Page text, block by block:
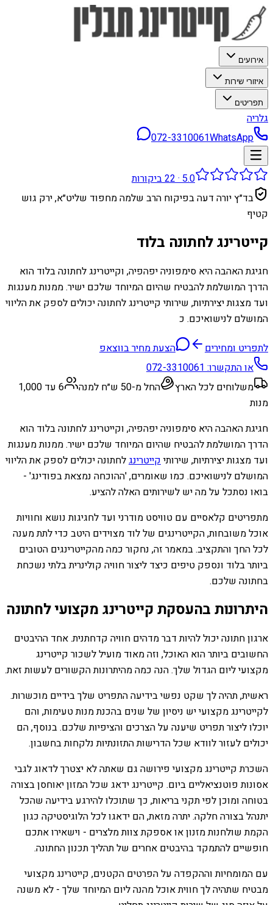
אירועים
איזורי שירות
תפריטים
גלריה
072-3310061WhatsApp
5.0
·
22ביקורות
בד״ץ יורה דעה בפיקוח הרב שלמה מחפוד שליט״א, ירק גוש
קטיף
קייטרינג לחתונה בלוד
חגיגת האהבה היא סימפוניה יפהפיה, וקייטרינג לחתונה בלוד הוא
הדרך המושלמת להבטיח שהיום המיוחד שלכם ישיר. ממנות מענגות
ועד מצגות יצירתיות, שירותי קייטרינג לחתונה יכולים לספק את הליווי
המושלם לנישואיכם. כ
לתפריט ומחירים
הצעת מחיר בווצאפ
או התקשרו:072-3310061
משלוחים לכל הארץ
החל מ-50 ש״ח למנה
6 עד 1,000
מנות
חגיגת האהבה היא סימפוניה יפהפיה, וקייטרינג לחתונה בלוד הוא
הדרך המושלמת להבטיח שהיום המיוחד שלכם ישיר. ממנות מענגות
ועד מצגות יצירתיות, שירותיקייטרינגלחתונה יכולים לספק את הליווי
המושלם לנישואיכם. כמו שאומרים, 'ההוכחה נמצאת בפודינג' -
בואו נסתכל על מה יש לשירותים האלה להציע.
מתפריטים קלאסיים עם טוויסט מודרני ועד לחגיגות נושא וחוויות
אוכל משובחות, הקייטרינגים של לוד מצוידים היטב כדי לתת מענה
לכל החך והתקציב. במאמר זה, נחקור כמה מהקייטרינגים הטובים
ביותר בלוד ונספק טיפים כיצד ליצור חוויה קולינרית בלתי נשכחת
בחתונה שלכם.
היתרונות בהעסקת קייטרינג מקצועי לחתונה
ארגון חתונה יכול להיות דבר מדהים חוויה קדחתנית. אחד ההיבטים
החשובים ביותר הוא האוכל, וזה מאוד מועיל לשכור קייטרינג
מקצועי ליום הגדול שלך. הנה כמה מהיתרונות הקשורים לעשות זאת.
ראשית, תהיה לך שקט נפשי בידיעה התפריט שלך בידיים מוכשרות.
לקייטרינג מקצועי יש ניסיון של שנים בהכנת מנות טעימות, והם
יוכלו ליצור תפריט שיענה על הצרכים והציפיות שלכם. בנוסף, הם
יכולים לעזור לוודא שכל הדרישות התזונתיות נלקחות בחשבון.
השכרת קייטרינג מקצועי פירושה גם שאתה לא יצטרך לדאוג לגבי
אסונות פוטנציאליים ביום. קייטרינג ידאג שכל המזון יאוחסן בצורה
בטוחה ומוכן לפי תקני בריאות, כך שתוכלו להירגע בידיעה שהכל
יתנהל בצורה חלקה. יתרה מזאת, הם ידאגו לכל הלוגיסטיקה כגון
הקמת שולחנות מזנון או אספקת צוות מלצרים - וישאירו אתכם
חופשיים להתמקד בהיבטים אחרים של תהליך תכנון החתונה.
עם המומחיות וההקפדה על הפרטים הקטנים, קייטרינג מקצועי
מבטיח שתהיה לך חווית אוכל מהנה ליום המיוחד שלך - לא משנה